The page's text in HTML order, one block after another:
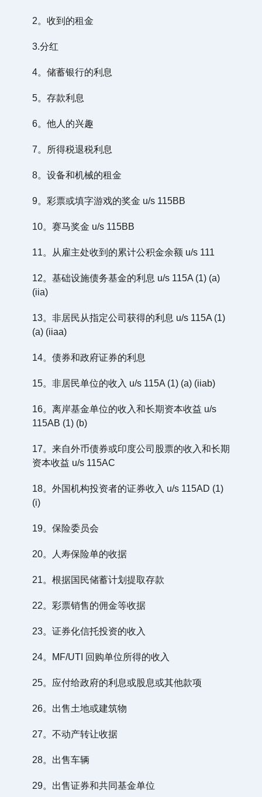
2。收到的租金
3.分红
4。储蓄银行的利息
5。存款利息
6。他人的兴趣
7。所得税退税利息
8。设备和机械的租金
9。彩票或填字游戏的奖金 u/s 115BB
10。赛马奖金 u/s 115BB
11。从雇主处收到的累计公积金余额 u/s 111
12。基础设施债务基金的利息 u/s 115A (1) (a)
(iia)
13。非居民从指定公司获得的利息 u/s 115A (1)
(a) (iiaa)
14。债券和政府证券的利息
15。非居民单位的收入 u/s 115A (1) (a) (iiab)
16。离岸基金单位的收入和长期资本收益 u/s
115AB (1) (b)
17。来自外币债券或印度公司股票的收入和长期
资本收益 u/s 115AC
18。外国机构投资者的证券收入 u/s 115AD (1)
(i)
19。保险委员会
20。人寿保险单的收据
21。根据国民储蓄计划提取存款
22。彩票销售的佣金等收据
23。证券化信托投资的收入
24。MF/UTI 回购单位所得的收入
25。应付给政府的利息或股息或其他款项
26。出售土地或建筑物
27。不动产转让收据
28。出售车辆
29。出售证券和共同基金单位